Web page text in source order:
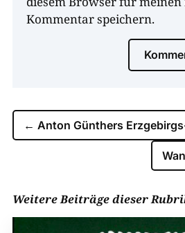
Kommentar speichern.
← Anton Günthers
Weitere Beiträge dieser